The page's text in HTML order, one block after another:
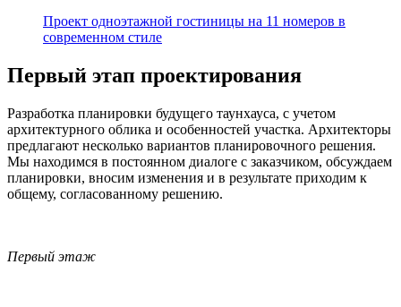
Проект одноэтажной гостиницы на 11 номеров в
современном стиле
Первый этап проектирования
Разработка планировки будущего таунхауса, с учетом
архитектурного облика и особенностей участка. Архитекторы
предлагают несколько вариантов планировочного решения.
Мы находимся в постоянном диалоге с заказчиком, обсуждаем
планировки, вносим изменения и в результате приходим к
общему, согласованному решению.
Первый этаж